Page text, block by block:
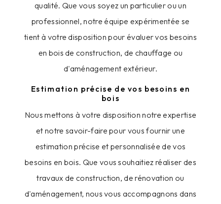
qualité. Que vous soyez un particulier ou un
professionnel, notre équipe expérimentée se
tient à votre disposition pour évaluer vos besoins
en bois de construction, de chauffage ou
d'aménagement extérieur.
Estimation précise de vos besoins en
bois
Nous mettons à votre disposition notre expertise
et notre savoir-faire pour vous fournir une
estimation précise et personnalisée de vos
besoins en bois. Que vous souhaitiez réaliser des
travaux de construction, de rénovation ou
d'aménagement, nous vous accompagnons dans